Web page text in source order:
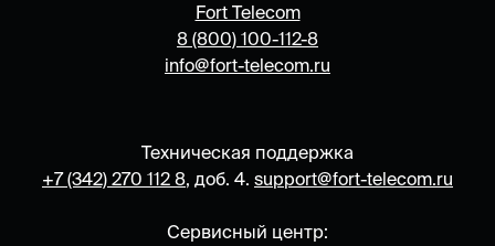
Fort Telecom
8 (800) 100-112-8
info@fort-telecom.ru
Техническая поддержка
+7 (342) 270 112 8, доб. 4. support@fort-telecom.ru
Сервисный центр: